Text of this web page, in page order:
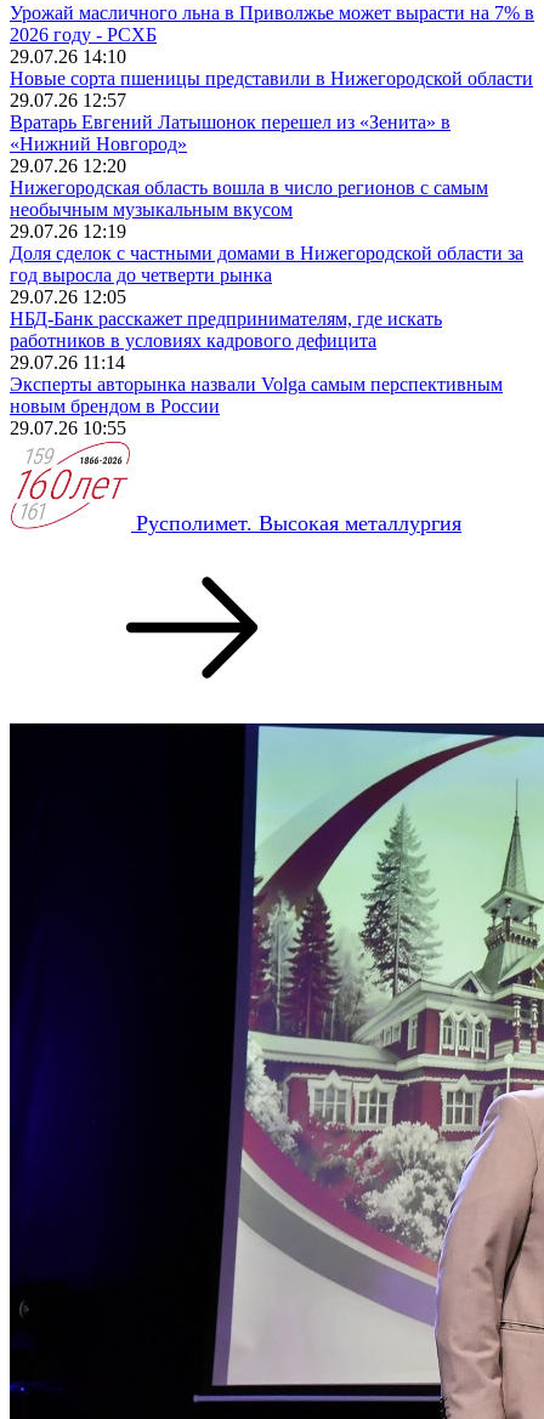
Урожай масличного льна в Приволжье может вырасти на 7% в
2026 году - РСХБ
29.07.26 14:10
Новые сорта пшеницы представили в Нижегородской области
29.07.26 12:57
Вратарь Евгений Латышонок перешел из «Зенита» в
«Нижний Новгород»
29.07.26 12:20
Нижегородская область вошла в число регионов с самым
необычным музыкальным вкусом
29.07.26 12:19
Доля сделок с частными домами в Нижегородской области за
год выросла до четверти рынка
29.07.26 12:05
НБД-Банк расскажет предпринимателям, где искать
работников в условиях кадрового дефицита
29.07.26 11:14
Эксперты авторынка назвали Volga самым перспективным
новым брендом в России
29.07.26 10:55
Русполимет. Высокая металлургия